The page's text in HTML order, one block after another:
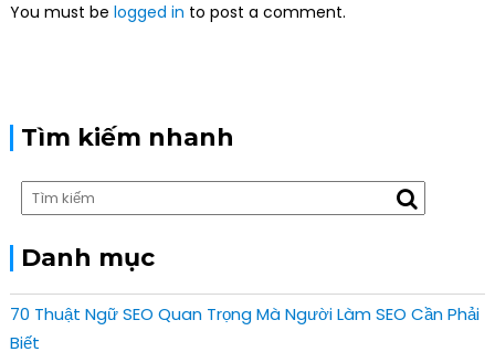
t
You must be logged in to post a comment.
Tìm kiếm nhanh
Danh mục
70 Thuật Ngữ SEO Quan Trọng Mà Người Làm SEO Cần Phải
Biết